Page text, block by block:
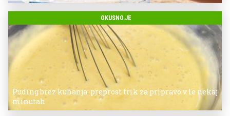
OKUSNO.JE
Puding brez kuhanja: preprost trik za pripravo v le nekaj
minutah